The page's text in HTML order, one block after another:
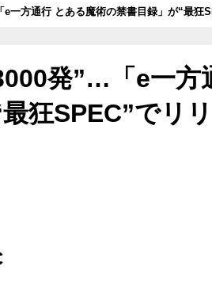
一方通行 とある魔術の禁書目録」が“最狂
発”…「e一方
狂SPEC”でリ